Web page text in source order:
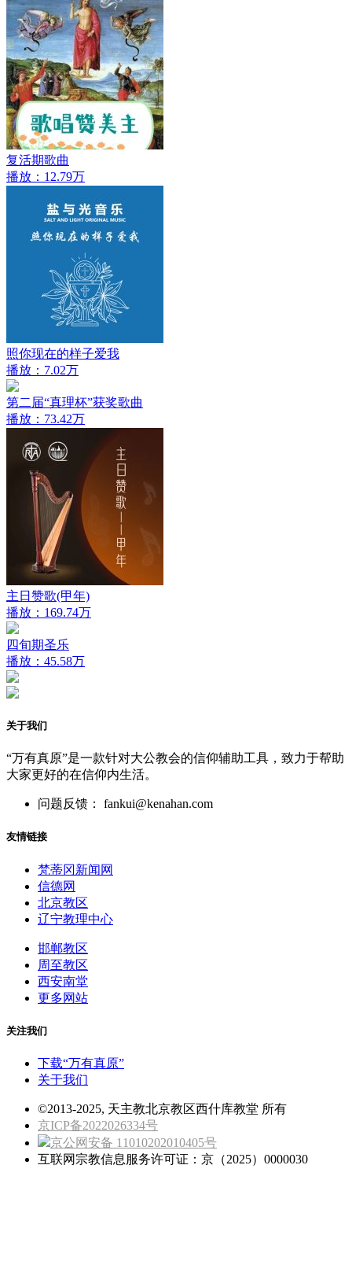
复活期歌曲
播放：12.79万
照你现在的样子爱我
播放：7.02万
第二届“真理杯”获奖歌曲
播放：73.42万
主日赞歌(甲年)
播放：169.74万
四旬期圣乐
播放：45.58万
关于我们
“万有真原”是一款针对大公教会的信仰辅助工具，致力于帮助
大家更好的在信仰内生活。
问题反馈： fankui@kenahan.com
友情链接
梵蒂冈新闻网
信德网
北京教区
辽宁教理中心
邯郸教区
周至教区
西安南堂
更多网站
关注我们
下载“万有真原”
关于我们
©2013-2025, 天主教北京教区西什库教堂 所有
京ICP备2022026334号
京公网安备 11010202010405号
互联网宗教信息服务许可证：京（2025）0000030